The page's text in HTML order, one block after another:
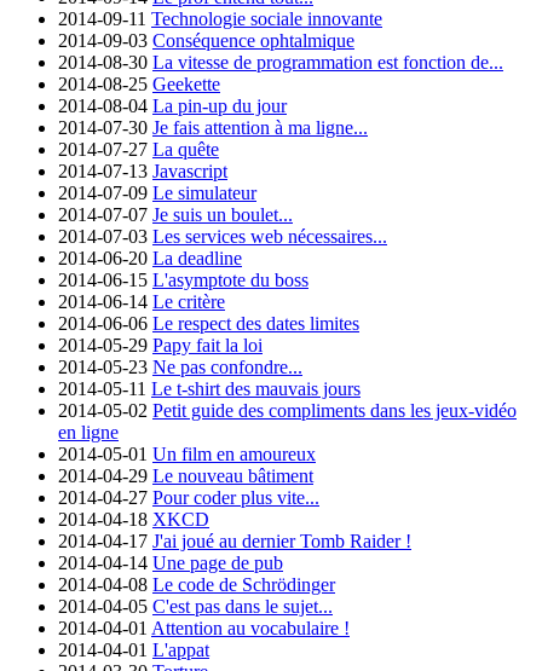
2014-09-11 Technologie sociale innovante
2014-09-03 Conséquence ophtalmique
2014-08-30 La vitesse de programmation est fonction de...
2014-08-25 Geekette
2014-08-04 La pin-up du jour
2014-07-30 Je fais attention à ma ligne...
2014-07-27 La quête
2014-07-13 Javascript
2014-07-09 Le simulateur
2014-07-07 Je suis un boulet...
2014-07-03 Les services web nécessaires...
2014-06-20 La deadline
2014-06-15 L'asymptote du boss
2014-06-14 Le critère
2014-06-06 Le respect des dates limites
2014-05-29 Papy fait la loi
2014-05-23 Ne pas confondre...
2014-05-11 Le t-shirt des mauvais jours
2014-05-02 Petit guide des compliments dans les jeux-vidéo
en ligne
2014-05-01 Un film en amoureux
2014-04-29 Le nouveau bâtiment
2014-04-27 Pour coder plus vite...
2014-04-18 XKCD
2014-04-17 J'ai joué au dernier Tomb Raider !
2014-04-14 Une page de pub
2014-04-08 Le code de Schrödinger
2014-04-05 C'est pas dans le sujet...
2014-04-01 Attention au vocabulaire !
2014-04-01 L'appat